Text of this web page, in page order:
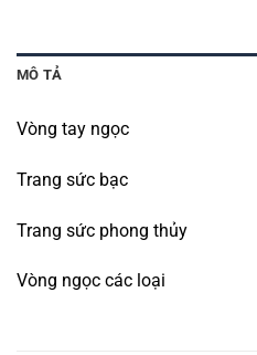
MÔ TẢ
Vòng tay ngọc
Trang sức bạc
Trang sức phong thủy
Vòng ngọc các loại